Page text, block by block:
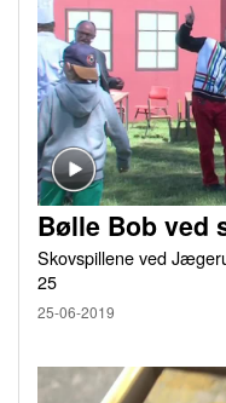
Bølle Bob ved
Skovspillene ved
25
25-06-2019